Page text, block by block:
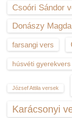
Csoóri Sándor
Donászy
farsangi vers
húsvéti gyerekvers
József Attila versek
Karácsonyi